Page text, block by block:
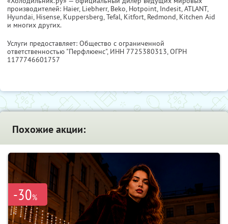
производителей: Haier, Liebherr, Beko, Hotpoint, Indesit, ATLANT,
Hyundai, Hisense, Kuppersberg, Tefal, Kitfort, Redmond, Kitchen Aid
и многих других.
Услуги предоставляет: Общество с ограниченной
ответственностью "Перфлюенс", ИНН 7725380313, ОГРН
1177746601757
Похожие акции:
-30%